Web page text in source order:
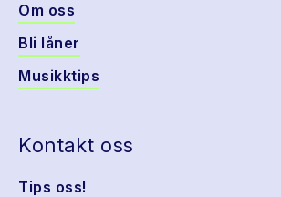
Om oss
Bli låner
Musikktips
Kontakt oss
Tips oss!